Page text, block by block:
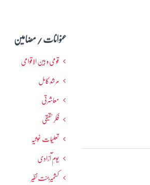
عنوانات / مضامین
قومی و بین الاقوامی
مرشدِ کامل
معاشرتی
فکرحقیقی
تعلیمات غوثیہ
یومِ آزادی
کشمیرجنت نظیر